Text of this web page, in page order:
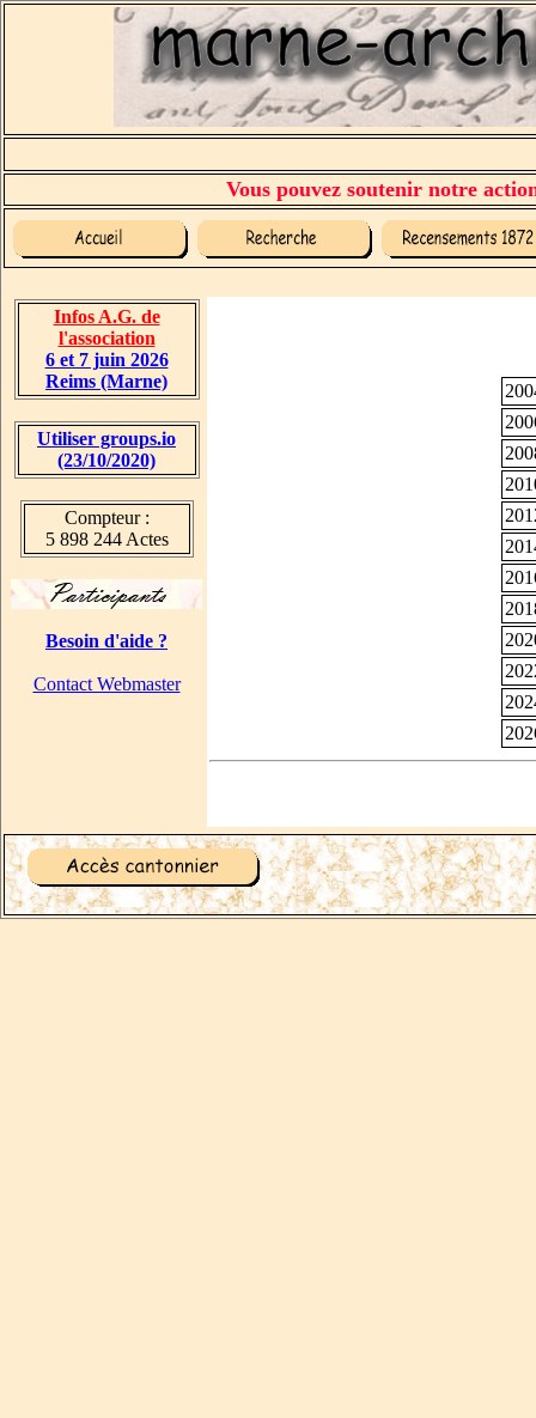
Vous pouvez soutenir notre
Infos A.G. de
l'association
6 et 7 juin 2026
Reims (Marne)
Utiliser groups.io
(23/10/2020)
Compteur :
5 898 244 Actes
Besoin d'aide ?
Contact Webmaster